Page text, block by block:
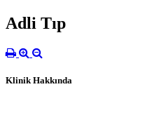
Adli Tıp
Klinik Hakkında